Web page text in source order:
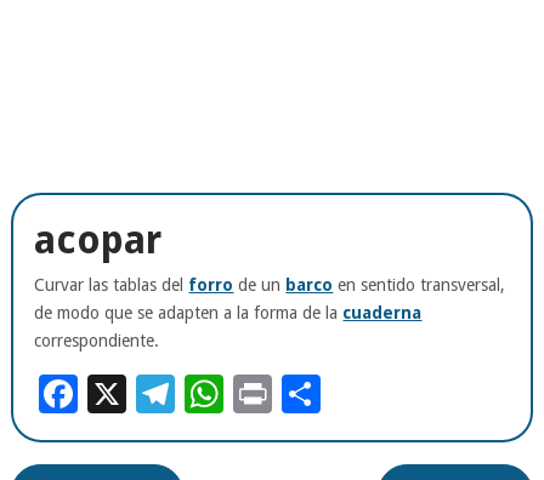
acopar
Curvar las tablas del forro de un barco en sentido transversal,
de modo que se adapten a la forma de la cuaderna
correspondiente.
Facebook
X Telegram
WhatsApp
Print